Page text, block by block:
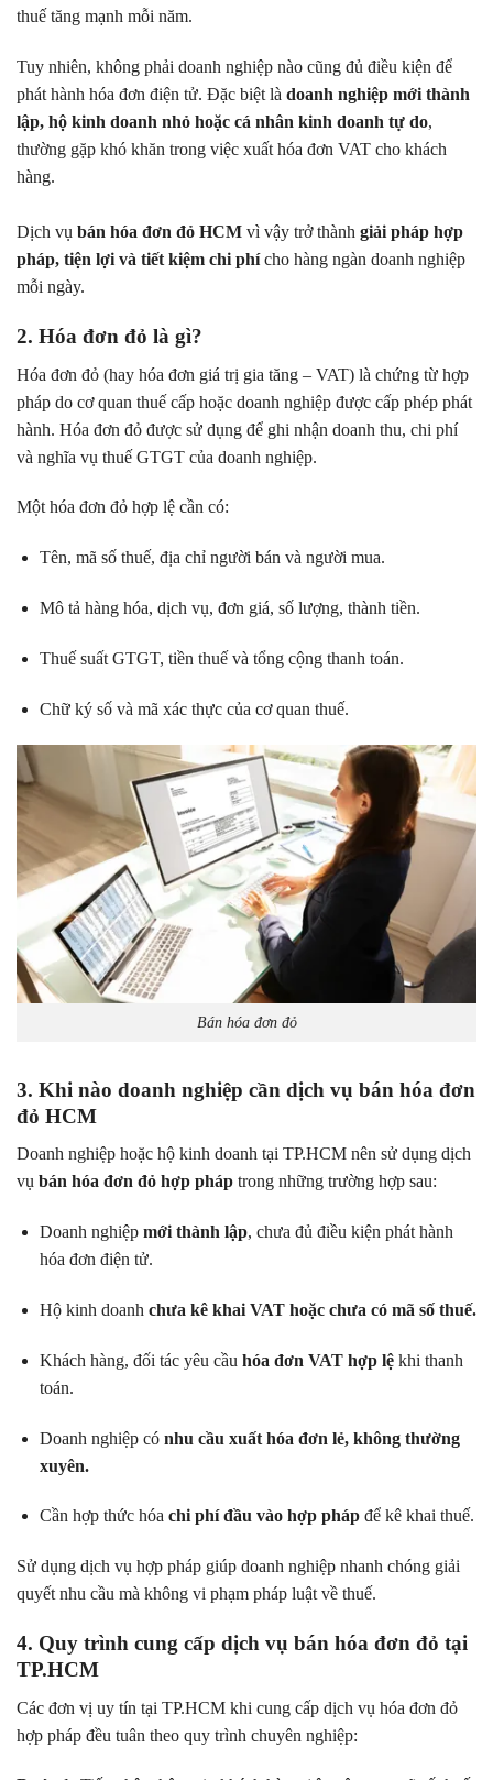
thuế tăng mạnh mỗi năm.
Tuy nhiên, không phải doanh nghiệp nào cũng đủ điều kiện để
phát hành hóa đơn điện tử. Đặc biệt là doanh nghiệp mới thành
lập, hộ kinh doanh nhỏ hoặc cá nhân kinh doanh tự do,
thường gặp khó khăn trong việc xuất hóa đơn VAT cho khách
hàng.
Dịch vụ bán hóa đơn đỏ HCM vì vậy trở thành giải pháp hợp
pháp, tiện lợi và tiết kiệm chi phícho hàng ngàn doanh nghiệp
mỗi ngày.
2. Hóa đơn đỏ là gì?
Hóa đơn đỏ (hay hóa đơn giá trị gia tăng – VAT) là chứng từ hợp
pháp do cơ quan thuế cấp hoặc doanh nghiệp được cấp phép phát
hành. Hóa đơn đỏ được sử dụng để ghi nhận doanh thu, chi phí
và nghĩa vụ thuế GTGT của doanh nghiệp.
Một hóa đơn đỏ hợp lệ cần có:
Tên, mã số thuế, địa chỉ người bán và người mua.
Mô tả hàng hóa, dịch vụ, đơn giá, số lượng, thành tiền.
Thuế suất GTGT, tiền thuế và tổng cộng thanh toán.
Chữ ký số và mã xác thực của cơ quan thuế.
Bán hóa đơn đỏ
3. Khi nào doanh nghiệp cần dịch vụ bán hóa đơn
đỏ HCM
Doanh nghiệp hoặc hộ kinh doanh tại TP.HCM nên sử dụng dịch
vụ bán hóa đơn đỏ hợp pháp trong những trường hợp sau:
Doanh nghiệp mới thành lập, chưa đủ điều kiện phát hành
hóa đơn điện tử.
Hộ kinh doanh chưa kê khai VAT hoặc chưa có mã số thuế.
Khách hàng, đối tác yêu cầu hóa đơn VAT hợp lệkhi thanh
toán.
Doanh nghiệp có nhu cầu xuất hóa đơn lẻ, không thường
xuyên.
Cần hợp thức hóa chi phí đầu vào hợp phápđể kê khai thuế.
Sử dụng dịch vụ hợp pháp giúp doanh nghiệp nhanh chóng giải
quyết nhu cầu mà không vi phạm pháp luật về thuế.
4. Quy trình cung cấp dịch vụ bán hóa đơn đỏ tại
TP.HCM
Các đơn vị uy tín tại TP.HCM khi cung cấp dịch vụ hóa đơn đỏ
hợp pháp đều tuân theo quy trình chuyên nghiệp: